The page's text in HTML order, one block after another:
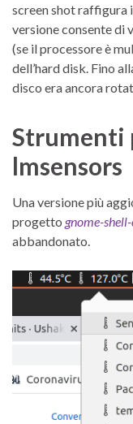
screen shot raffigura
versione consente di
(se il processore è
dell’hard disk. Fino
disco era ancora
Strumenti
lmsensors
Una versione più
progetto gnome-
abbandonato.